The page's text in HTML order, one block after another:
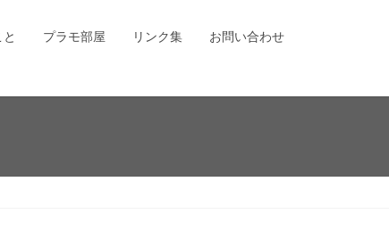
プラモ部屋 リンク集 お問い合わせ